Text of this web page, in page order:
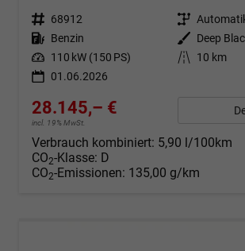
Fahrzeugnr. 68912 Getriebe
Kraftstoff Benzin Außenfarbe
Deep
Leistung 110 kW (150 PS) Kilometerstand
10 km
01.06.2026
28.145,– €
incl. 19% MwSt.
Verbrauch kombiniert: 5,90 l/100km
CO2-Klasse: D
CO2-Emissionen: 135,00 g/km